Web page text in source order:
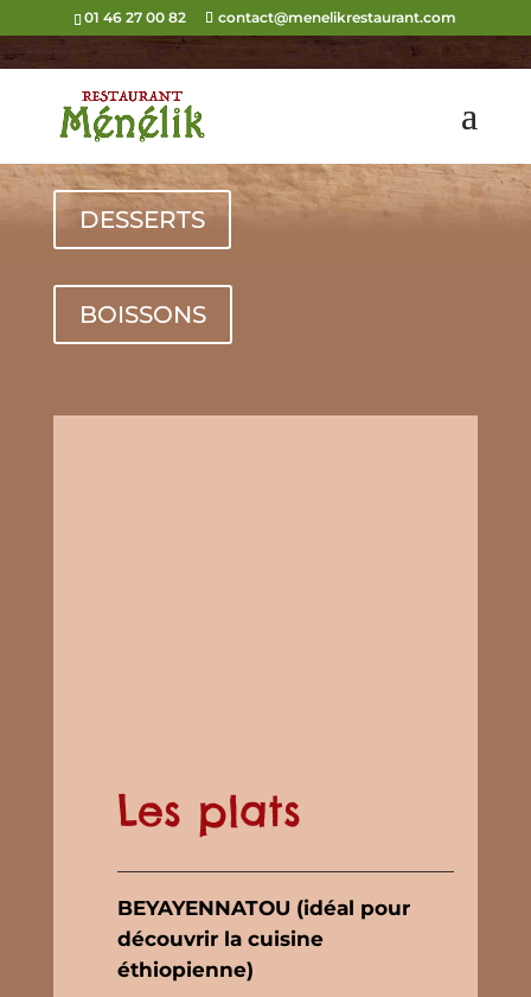
01 46 27 00 82 contact@menelikrestaurant.com
PLATS
DESSERTS
BOISSONS
Les plats
BEYAYENNATOU (idéal pour
découvrir la cuisine
éthiopienne)